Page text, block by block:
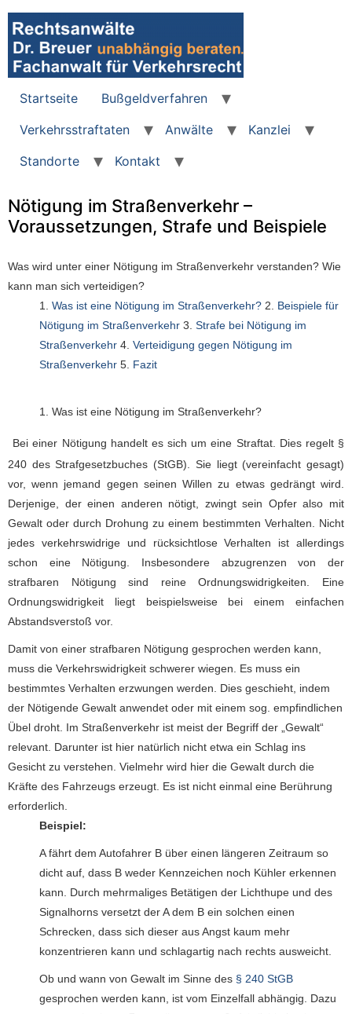
Startseite
Bußgeldverfahren
Verkehrsstraftaten
Anwälte
Kanzlei
Standorte
Kontakt
Nötigung im Straßenverkehr –
Voraussetzungen, Strafe und Beispiele
Was wird unter einer Nötigung im Straßenverkehr verstanden? Wie
kann man sich verteidigen?
1. Was ist eine Nötigung im Straßenverkehr? 2. Beispiele für
Nötigung im Straßenverkehr 3. Strafe bei Nötigung im
Straßenverkehr 4. Verteidigung gegen Nötigung im
Straßenverkehr 5. Fazit
1. Was ist eine Nötigung im Straßenverkehr?
Bei einer Nötigung handelt es sich um eine Straftat. Dies regelt §
240 des Strafgesetzbuches (StGB). Sie liegt (vereinfacht gesagt)
vor, wenn jemand gegen seinen Willen zu etwas gedrängt wird.
Derjenige, der einen anderen nötigt, zwingt sein Opfer also mit
Gewalt oder durch Drohung zu einem bestimmten Verhalten. Nicht
jedes verkehrswidrige und rücksichtlose Verhalten ist allerdings
schon eine Nötigung. Insbesondere abzugrenzen von der
strafbaren Nötigung sind reine Ordnungswidrigkeiten. Eine
Ordnungswidrigkeit liegt beispielsweise bei einem einfachen
Abstandsverstoß vor.
Damit von einer strafbaren Nötigung gesprochen werden kann,
muss die Verkehrswidrigkeit schwerer wiegen. Es muss ein
bestimmtes Verhalten erzwungen werden. Dies geschieht, indem
der Nötigende Gewalt anwendet oder mit einem sog. empfindlichen
Übel droht. Im Straßenverkehr ist meist der Begriff der „Gewalt“
relevant. Darunter ist hier natürlich nicht etwa ein Schlag ins
Gesicht zu verstehen. Vielmehr wird hier die Gewalt durch die
Kräfte des Fahrzeugs erzeugt. Es ist nicht einmal eine Berührung
erforderlich.
Beispiel:
A fährt dem Autofahrer B über einen längeren Zeitraum so
dicht auf, dass B weder Kennzeichen noch Kühler erkennen
kann. Durch mehrmaliges Betätigen der Lichthupe und des
Signalhorns versetzt der A dem B ein solchen einen
Schrecken, dass sich dieser aus Angst kaum mehr
konzentrieren kann und schlagartig nach rechts ausweicht.
Ob und wann von Gewalt im Sinne des § 240 StGB
gesprochen werden kann, ist vom Einzelfall abhängig. Dazu